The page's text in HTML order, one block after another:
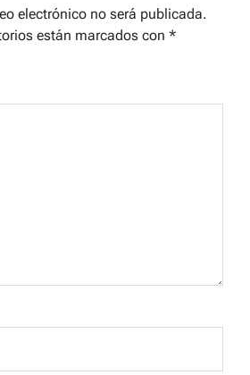
electrónico no será publicada.
están marcados con *